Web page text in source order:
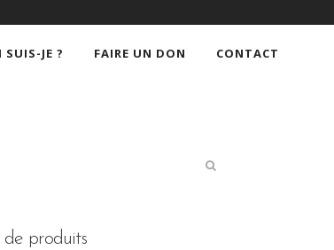
SUIS-JE ? FAIRE UN DON CONTACT
produits